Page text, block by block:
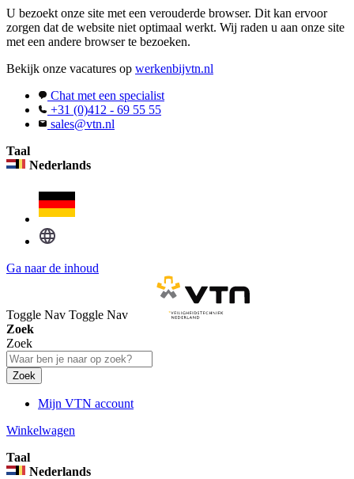
U bezoekt onze site met een verouderde browser. Dit kan ervoor
zorgen dat de website niet optimaal werkt. Wij raden u aan onze site
met een andere browser te bezoeken.
Bekijk onze vacatures op werkenbijvtn.nl
Chat met een specialist
+31 (0)412 - 69 55 55
sales@vtn.nl
Taal
Nederlands
Ga naar de inhoud
Toggle Nav Toggle Nav
Zoek
Zoek
Zoek
Mijn VTN account
Winkelwagen
Taal
Nederlands